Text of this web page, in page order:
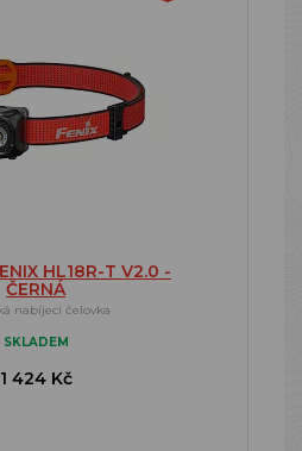
HL18R-T V2.0 -
ČERNÁ
nabíjecí čelovka
SKLADEM
1 424 Kč